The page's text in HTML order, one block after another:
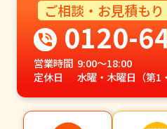
ご相談・お見積も
0120-
営業時間 9:00～18:00
定休日
水曜・木曜日（第1